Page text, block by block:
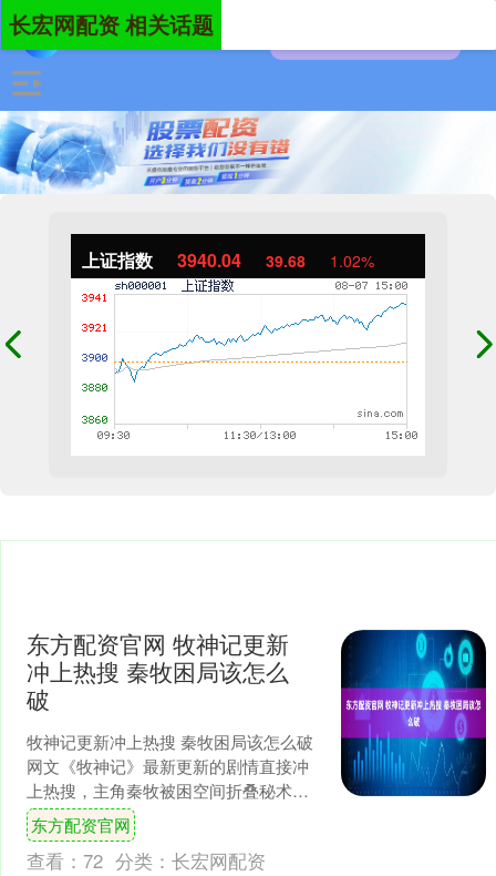
上证指数 3940.04 39.68 1.02%
长宏网配资 相关话题
东方配资官网 牧神记更新
冲上热搜 秦牧困局该怎么
破
牧神记更新冲上热搜 秦牧困局该怎么破
网文《牧神记》最新更新的剧情直接冲
上热搜，主角秦牧被困空间折叠秘术的
情节，让无数追更的书迷炸开了锅，大
家都在讨论，这次主角....
东方配资官网
查看： 72 分类： 长宏网配资